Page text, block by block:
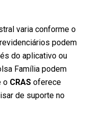
varia conforme o
podem
do aplicativo ou
Família podem
o CRAS oferece
de suporte no